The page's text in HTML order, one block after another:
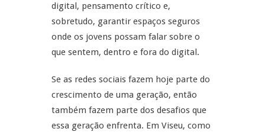
digital, pensamento crítico e,
sobretudo, garantir espaços seguros
onde os jovens possam falar sobre o
que sentem, dentro e fora do digital.
Se as redes sociais fazem hoje parte do
crescimento de uma geração, então
também fazem parte dos desafios que
essa geração enfrenta. Em Viseu, como